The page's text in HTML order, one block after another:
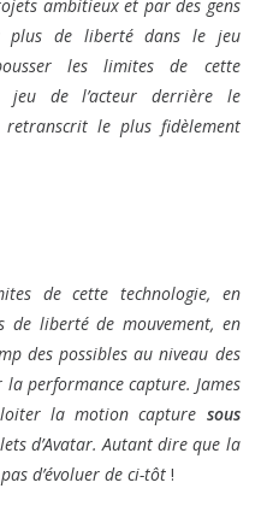
ambitieux et par des gens
plus de liberté dans le jeu
les limites de cette
jeu de l’acteur derrière le
retranscrit le plus fidèlement
de cette technologie, en
de liberté de mouvement, en
des possibles au niveau des
performance capture. James
la motion capture sous
d’Avatar. Autant dire que la
d’évoluer de ci-tôt!